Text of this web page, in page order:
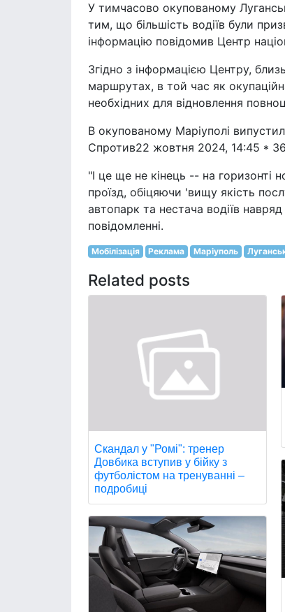
У тимчасово окупованому
тим, що більшість водіїв були
інформацію повідомив Центр
Згідно з інформацією Центру,
маршрутах, в той час як
необхідних для відновлення
В окупованому Маріуполі
Спротив22 жовтня 2024, 14:45 *
"І це ще не кінець -- на горизонті
проїзд, обіцяючи 'вищу якість
автопарк та нестача водіїв
повідомленні.
Мобілізація Реклама Маріуполь
Related posts
Скандал у "Ромі": тренер
Довбика вступив у бійку з
футболістом на тренуванні –
подробиці